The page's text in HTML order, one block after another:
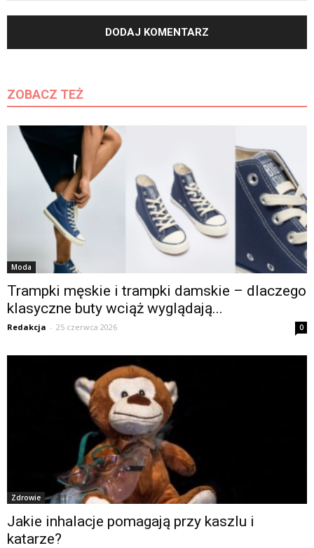
ZOBACZ TEŻ
Moda
Trampki męskie i trampki damskie – dlaczego
klasyczne buty wciąż wyglądają...
Redakcja - 25 czerwca 2026 0
Zdrowie
Jakie inhalacje pomagają przy kaszlu i
katarze?